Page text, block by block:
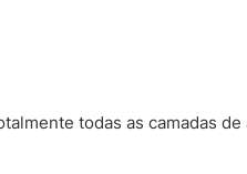
todas as camadas de